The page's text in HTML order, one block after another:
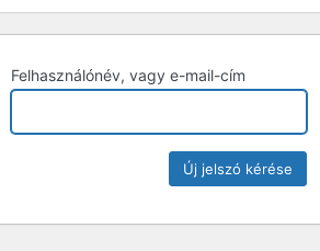
Felhasználónév, vagy e-mail-cím